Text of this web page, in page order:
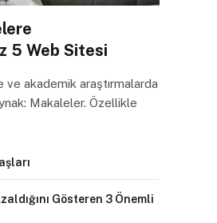
5 Web Sitesi
akademik araştırmalarda
Makaleler. Özellikle
Gösteren 3 Önemli